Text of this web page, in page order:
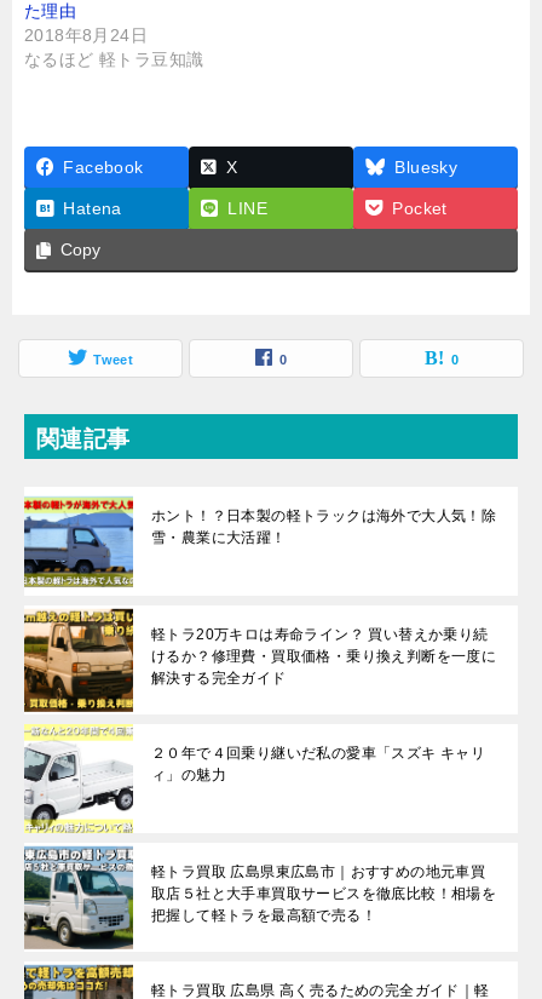
た理由
2018年8月24日
なるほど 軽トラ豆知識
Facebook X Bluesky
Hatena LINE Pocket
Copy
Tweet 0 0
関連記事
ホント！？日本製の軽トラックは海外で大人気！除
雪・農業に大活躍！
軽トラ20万キロは寿命ライン？ 買い替えか乗り続
けるか？修理費・買取価格・乗り換え判断を一度に
解決する完全ガイド
２０年で４回乗り継いだ私の愛車「スズキ キャリ
ィ」の魅力
軽トラ買取 広島県東広島市｜おすすめの地元車買
取店５社と大手車買取サービスを徹底比較！相場を
把握して軽トラを最高額で売る！
軽トラ買取 広島県 高く売るための完全ガイド｜軽